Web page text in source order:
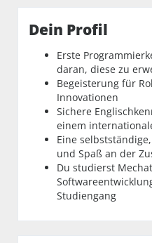
Dein Profil
Erste
daran, diese zu
Begeisterung für
Innovationen
Sichere
einem
Eine
und Spaß an der
Du studierst
Studiengang